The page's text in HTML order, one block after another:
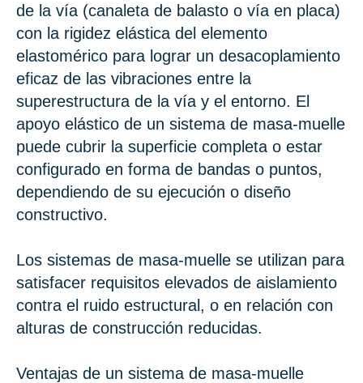
de la vía (canaleta de balasto o vía en placa)
con la rigidez elástica del elemento
elastomérico para lograr un desacoplamiento
eficaz de las vibraciones entre la
superestructura de la vía y el entorno. El
apoyo elástico de un sistema de masa-muelle
puede cubrir la superficie completa o estar
configurado en forma de bandas o puntos,
dependiendo de su ejecución o diseño
constructivo.
Los sistemas de masa-muelle se utilizan para
satisfacer requisitos elevados de aislamiento
contra el ruido estructural, o en relación con
alturas de construcción reducidas.
Ventajas de un sistema de masa-muelle